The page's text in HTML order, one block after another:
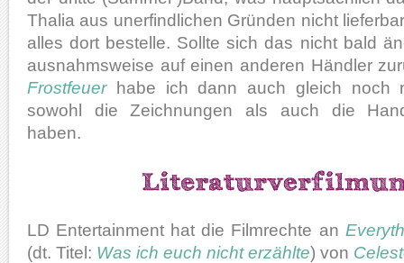
Thalia aus unerfindlichen Gründen nicht
alles dort bestelle. Sollte sich das nicht bald
ausnahmsweise auf einen anderen Händler
Frostfeuerhabe ich dann auch gleich noch
sowohl die Zeichnungen als auch die
haben.
LD Entertainment hat die Filmrechte an
(dt. Titel: Was ich euch nicht erzählte) von